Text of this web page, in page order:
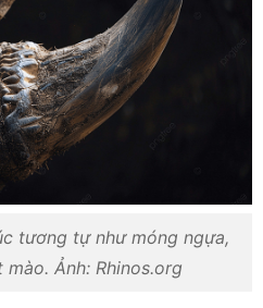
tương tự như móng ngựa,
Ảnh: Rhinos.org